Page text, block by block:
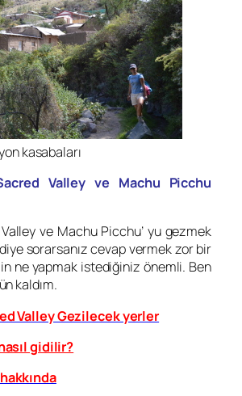
kasabaları
Valley ve Machu Picchu
ve Machu Picchu’ yu gezmek
sorarsanız cevap vermek zor bir
ne yapmak istediğiniz önemli. Ben
kaldım.
Valley Gezilecek yerler
gidilir?